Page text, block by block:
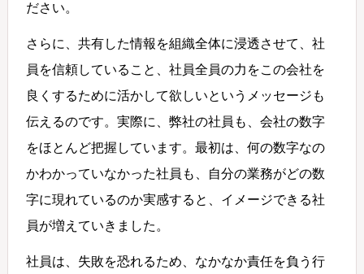
ださい。
さらに、共有した情報を組織全体に浸透させて、社
員を信頼していること、社員全員の力をこの会社を
良くするために活かして欲しいというメッセージも
伝えるのです。実際に、弊社の社員も、会社の数字
をほとんど把握しています。最初は、何の数字なの
かわかっていなかった社員も、自分の業務がどの数
字に現れているのか実感すると、イメージできる社
員が増えていきました。
社員は、失敗を恐れるため、なかなか責任を負う行